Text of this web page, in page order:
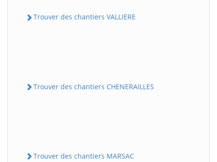
Trouver des chantiers VALLIERE
Trouver des chantiers CHENERAILLES
Trouver des chantiers MARSAC